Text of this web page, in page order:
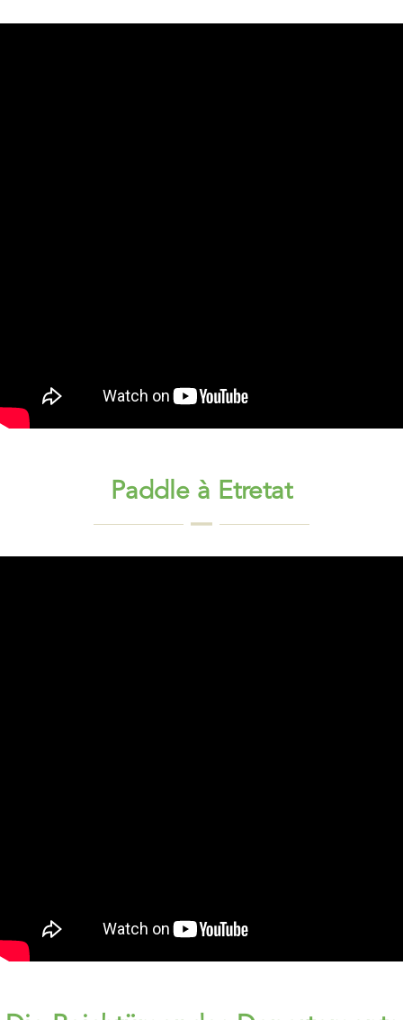
Paddle à Etretat